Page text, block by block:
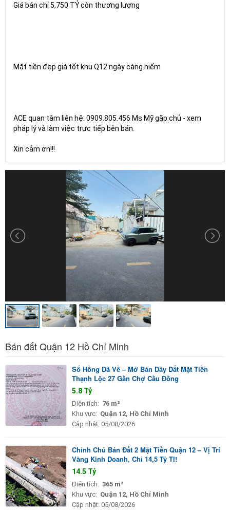
Giá bán chỉ 5,750 TỶ còn thương lượng
Mặt tiền đẹp giá tốt khu Q12 ngày càng hiếm
ACE quan tâm liên hệ: 0909.805.456 Ms Mỹ gặp chủ - xem
pháp lý và làm việc trực tiếp bên bán.
Xin cảm ơn!!!
Bán đất Quận 12 Hồ Chí Minh
Sổ Hồng Đã Về – Mở Bán Dãy Đất Mặt Tiền
Thạnh Lộc 27 Gần Chợ Cầu Đồng
5.8 Tỷ
Diện tích: 76 m²
Khu vực: Quận 12, Hồ Chí Minh
Cập nhật: 05/08/2026
Chính Chủ Bán Đất 2 Mặt Tiền Quận 12 – Vị Trí
Vàng Kinh Doanh, Chỉ 14,5 Tỷ Tl!
14.5 Tỷ
Diện tích: 365 m²
Khu vực: Quận 12, Hồ Chí Minh
Cập nhật: 05/08/2026